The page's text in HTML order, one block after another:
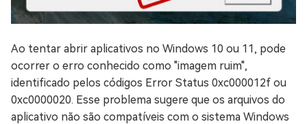
Ao tentar abrir aplicativos no Windows 10 ou 11, pode
ocorrer o erro conhecido como "imagem ruim",
identificado pelos códigos Error Status 0xc000012f ou
0xc0000020. Esse problema sugere que os arquivos do
aplicativo não são compatíveis com o sistema Windows